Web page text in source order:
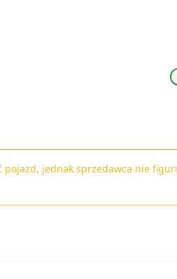
pojazd, jednak sprzedawca nie